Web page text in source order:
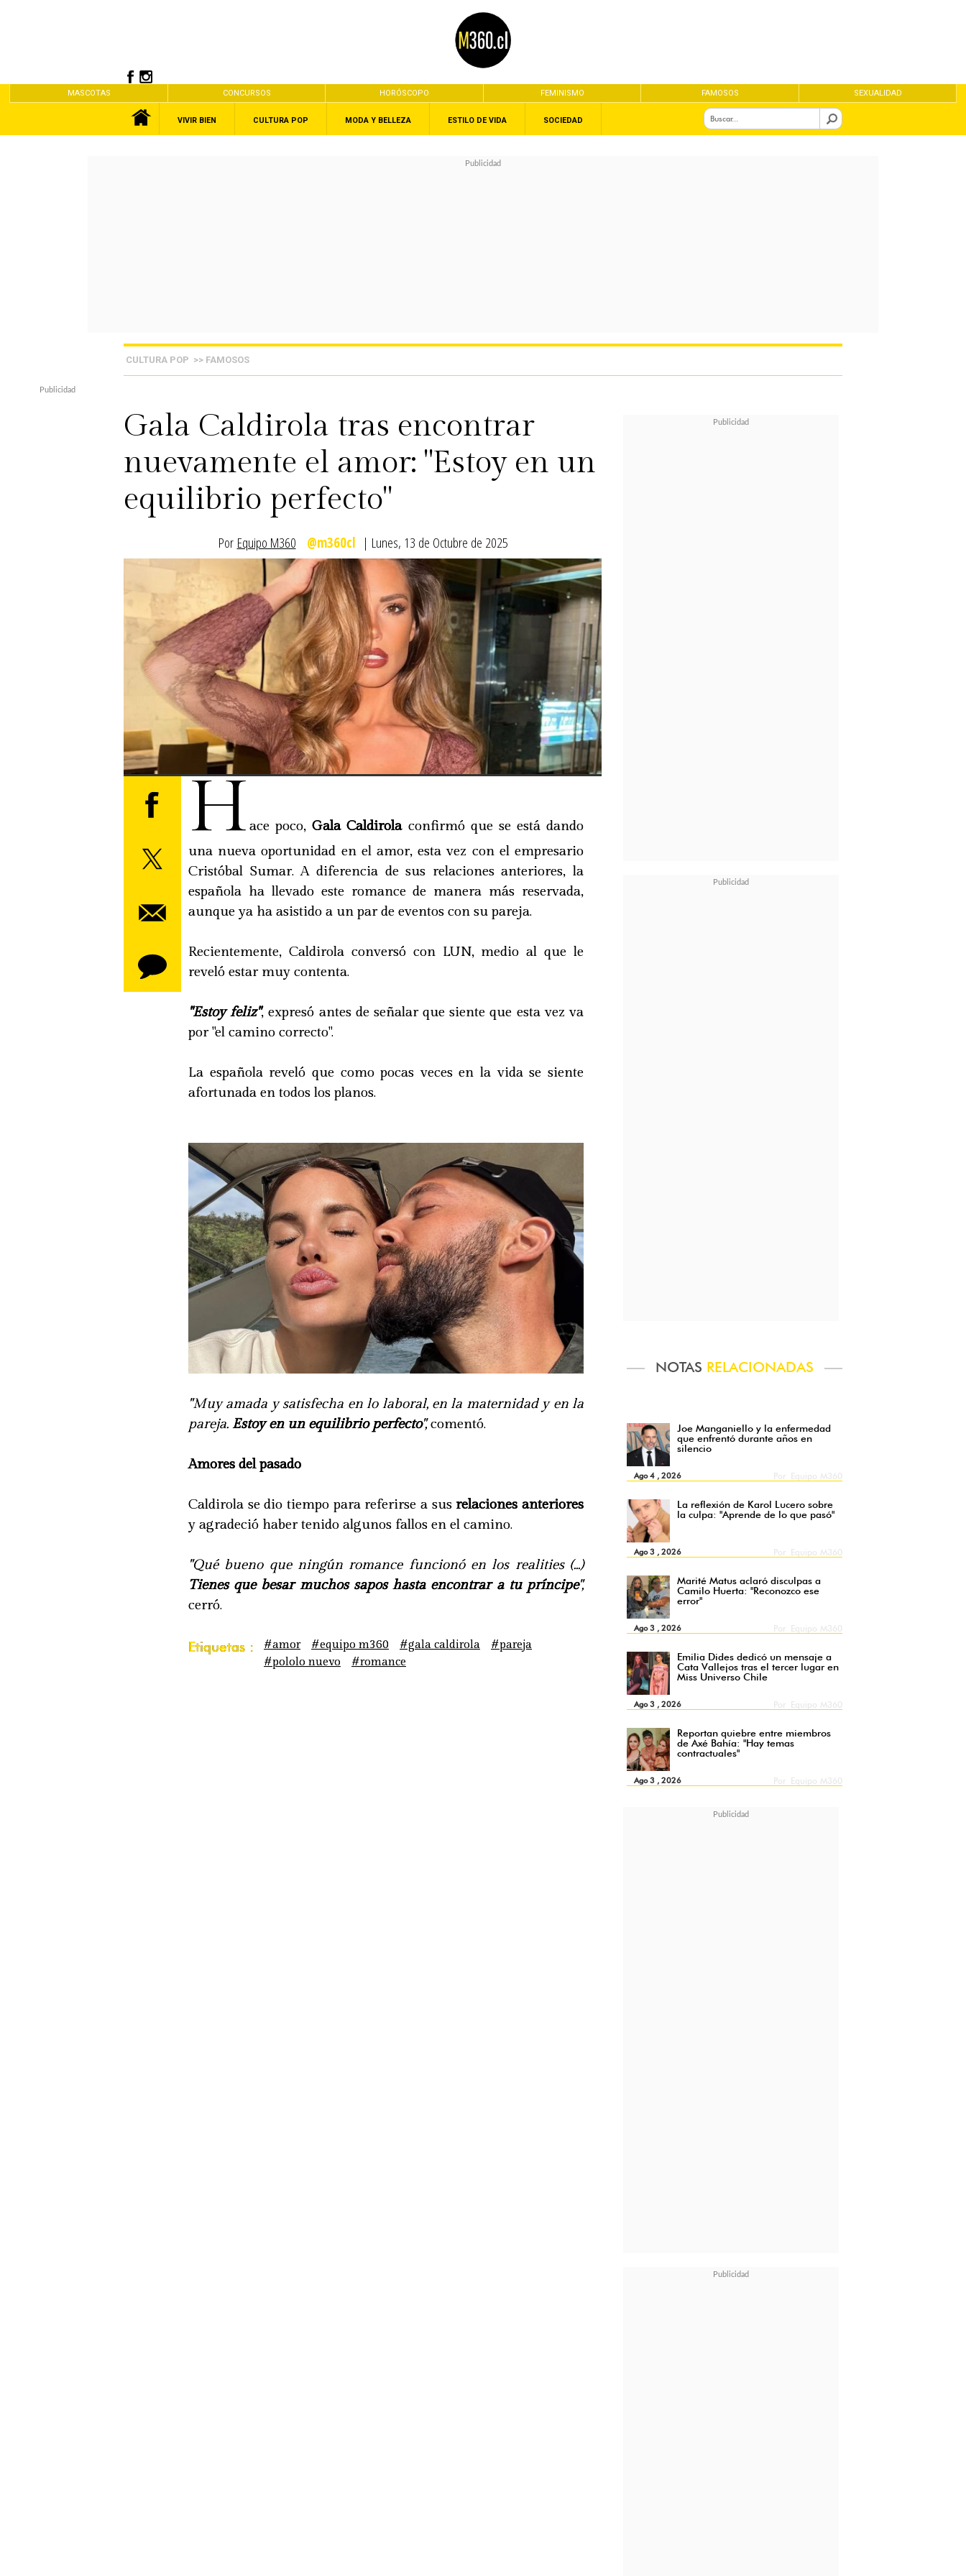
MASCOTAS CONCURSOS HORÓSCOPO FEMINISMO FAMOSOS SEXUALIDAD
VIVIR BIEN CULTURA POP MODA Y BELLEZA ESTILO DE VIDA SOCIEDAD
CULTURA POP >> FAMOSOS
Gala Caldirola tras encontrar
nuevamente el amor: "Estoy en un
equilibrio perfecto"
Por Equipo M360 @m360cl | Lunes, 13 de Octubre de 2025
NOTAS RELACIONADAS
Joe Manganiello y la enfermedad
que enfrentó durante años en
silencio
Ago 4 , 2026
La reflexión de Karol Lucero sobre
la culpa: "Aprende de lo que pasó"
Ago 3 , 2026
Marité Matus aclaró disculpas a
Camilo Huerta: "Reconozco ese
error"
Ago 3 , 2026
Emilia Dides dedicó un mensaje a
Cata Vallejos tras el tercer lugar en
Miss Universo Chile
Ago 3 , 2026
Reportan quiebre entre miembros
de Axé Bahía: "Hay temas
contractuales"
Ago 3 , 2026
H ace poco,Gala Caldirolaconfirmó que se está dando
una nueva oportunidad en el amor, esta vez con el empresario
Cristóbal Sumar. A diferencia de sus relaciones anteriores, la
española ha llevado este romance de manera más reservada,
aunque ya ha asistido a un par de eventos con su pareja.
Recientemente, Caldirola conversó con LUN, medio al que le
reveló estar muy contenta.
"Estoy feliz", expresó antes de señalar que siente que esta vez va
por "el camino correcto".
La española reveló que como pocas veces en la vida se siente
afortunada en todos los planos.
"Muy amada y satisfecha en lo laboral, en la maternidad y en la
pareja. Estoy en un equilibrio perfecto",comentó.
Amores del pasado
Caldirola se dio tiempo para referirse a susrelaciones anteriores
y agradeció haber tenido algunos fallos en el camino.
"Qué bueno que ningún romance funcionó en los realities (...)
Tienes que besar muchos sapos hasta encontrar a tu príncipe",
cerró.
Etiquetas : #amor #equipo m360 #gala caldirola
#pareja
#pololo nuevo
#romance